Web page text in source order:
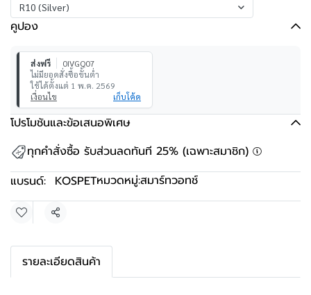
R10 (Silver)
คูปอง
ส่งฟรี
0IVGQ07
ไม่มียอดสั่งซื้อขั้นต่ำ
ใช้ได้ตั้งแต่ 1 พ.ค. 2569
เงื่อนไข
เก็บโค้ด
โปรโมชันและข้อเสนอพิเศษ
ทุกคำสั่งซื้อ รับส่วนลดทันที 25% (เฉพาะสมาชิก)
แบรนด์: KOSPETหมวดหมู่:สมาร์ทวอทช์
แชร์
รายละเอียดสินค้า